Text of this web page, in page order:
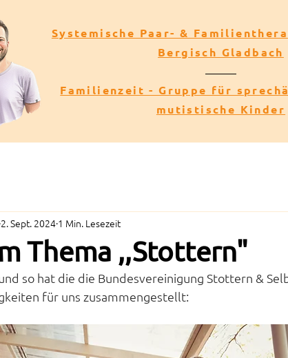
Systemische Paar- &
Bergisch Gladbach
Familienzeit - Gruppe für
mutistische Kinder
Thema ,,Stottern"
2. Sept. 2024 1 Min. Lesezeit
so hat die die Bundesvereinigung Stottern &
für uns zusammengestellt: